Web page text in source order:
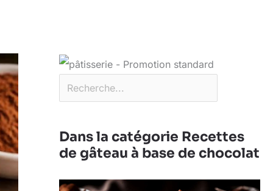
Dans la catégorie Recettes
de gâteau à base de chocolat